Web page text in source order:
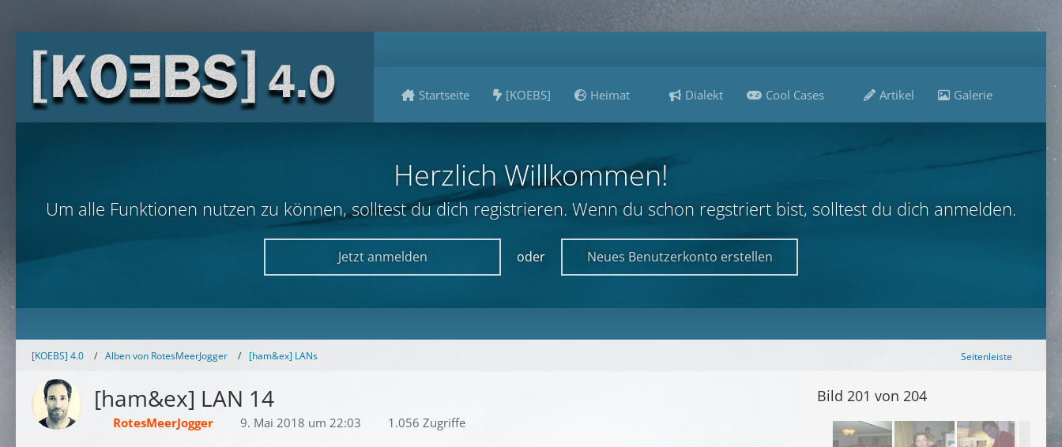
Startseite [KOEBS] Heimat Dialekt Cool Cases Artikel Galerie
Herzlich Willkommen!
Um alle Funktionen nutzen zu können, solltest du dich registrieren. Wenn du schon regstriert bist, solltest du dich anmelden.
Jetzt anmelden oder Neues Benutzerkonto erstellen
[KOEBS] 4.0 Alben von RotesMeerJogger [ham&ex] LANs Seitenleiste
[ham&ex] LAN 14
RotesMeerJogger 9. Mai 2018 um 22:03 1.056 Zugriffe
Bild 201 von 204